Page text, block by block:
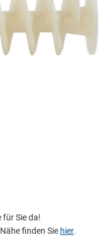
für Sie da!
finden Sie hier.